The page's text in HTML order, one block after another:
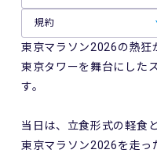
規約
東京マラソン2026の熱狂
東京タワーを舞台にした
す。
当日は、立食形式の軽食
東京マラソン2026を走っ